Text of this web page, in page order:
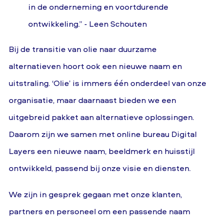
in de onderneming en voortdurende
ontwikkeling.” - Leen Schouten
Bij de transitie van olie naar duurzame
alternatieven hoort ook een nieuwe naam en
uitstraling. ‘Olie’ is immers één onderdeel van onze
organisatie, maar daarnaast bieden we een
uitgebreid pakket aan alternatieve oplossingen.
Daarom zijn we samen met online bureau Digital
Layers een nieuwe naam, beeldmerk en huisstijl
ontwikkeld, passend bij onze visie en diensten.
We zijn in gesprek gegaan met onze klanten,
partners en personeel om een passende naam